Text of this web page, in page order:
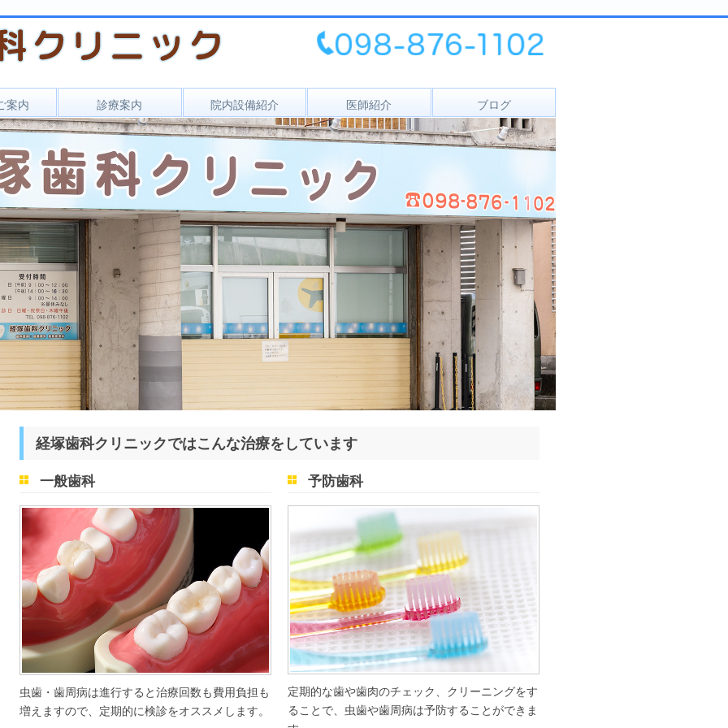
案内
ス
間
診療案内
一般歯科
小児歯科
予防歯科
口腔外科
院内設備紹介 医師紹介 ブログ
経塚歯科クリニックではこんな治療をしています
一般歯科
虫歯・歯周病は進行すると治療回数も費用負担も
増えますので、定期的に検診をオススメします。
予防歯科
定期的な歯や歯肉のチェック、クリーニングをす
ることで、虫歯や歯周病は予防することができま